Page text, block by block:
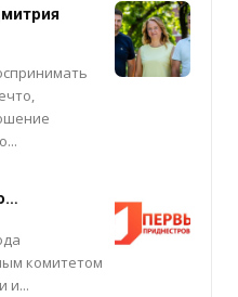
комитетом
и...